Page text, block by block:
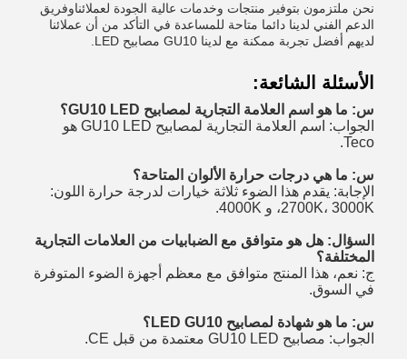
نحن ملتزمون بتوفير منتجات وخدمات عالية الجودة لعملائناوفريق
الدعم الفني لدينا دائما متاحة للمساعدة في التأكد من أن عملائنا
لديهم أفضل تجربة ممكنة مع لدينا GU10 مصابيح LED.
الأسئلة الشائعة:
س: ما هو اسم العلامة التجارية لمصابيح GU10 LED؟
الجواب: اسم العلامة التجارية لمصابيح GU10 LED هو
Teco.
س: ما هي درجات حرارة الألوان المتاحة؟
الإجابة: يقدم هذا الضوء ثلاثة خيارات لدرجة حرارة اللون:
2700K، 3000K، و 4000K.
السؤال: هل هو متوافق مع الضبابيات من العلامات التجارية
المختلفة؟
ج: نعم، هذا المنتج متوافق مع معظم أجهزة الضوء المتوفرة
في السوق.
س: ما هو شهادة لمصابيح LED GU10؟
الجواب: مصابيح GU10 LED معتمدة من قبل CE.